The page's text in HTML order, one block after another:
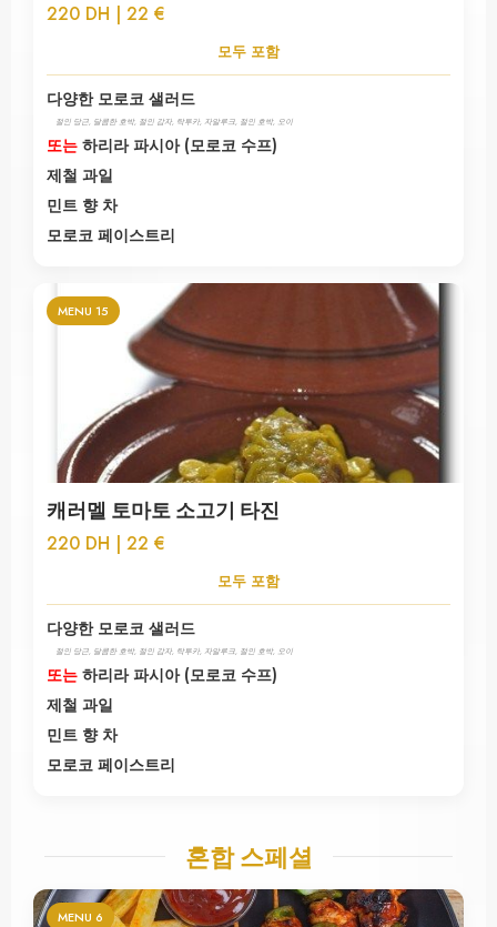
220 DH | 22 €
모두 포함
다양한 모로코 샐러드
절인 당근, 달콤한 호박, 절인 감자, 탁투카, 자알루크, 절인 호박, 오이
또는 하리라 파시아 (모로코 수프)
제철 과일
민트 향 차
모로코 페이스트리
MENU 15
캐러멜 토마토 소고기 타진
220 DH | 22 €
모두 포함
다양한 모로코 샐러드
절인 당근, 달콤한 호박, 절인 감자, 탁투카, 자알루크, 절인 호박, 오이
또는 하리라 파시아 (모로코 수프)
제철 과일
민트 향 차
모로코 페이스트리
혼합 스페셜
MENU 6